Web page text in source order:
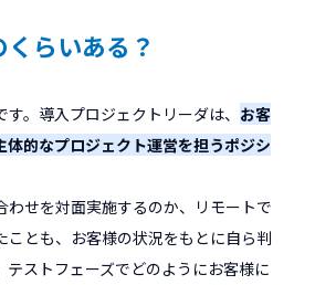
らいある？
。導入プロジェクトリーダは、 お客
体的なプロジェクト運営を担うポジシ
わせを対面実施するのか、リモートで
ことも、お客様の状況をもとに自ら判
テストフェーズでどのようにお客様に